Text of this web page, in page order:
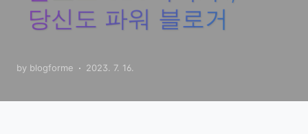
당신도 파워 블로거
by blogforme 2023. 7. 16.